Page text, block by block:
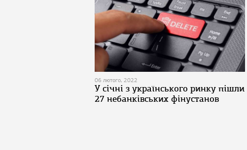
06 лютого, 2022
У січні з українського ринку пішли
27 небанківських фінустанов